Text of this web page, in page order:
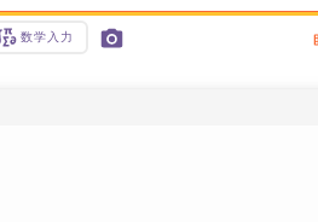
数学入力